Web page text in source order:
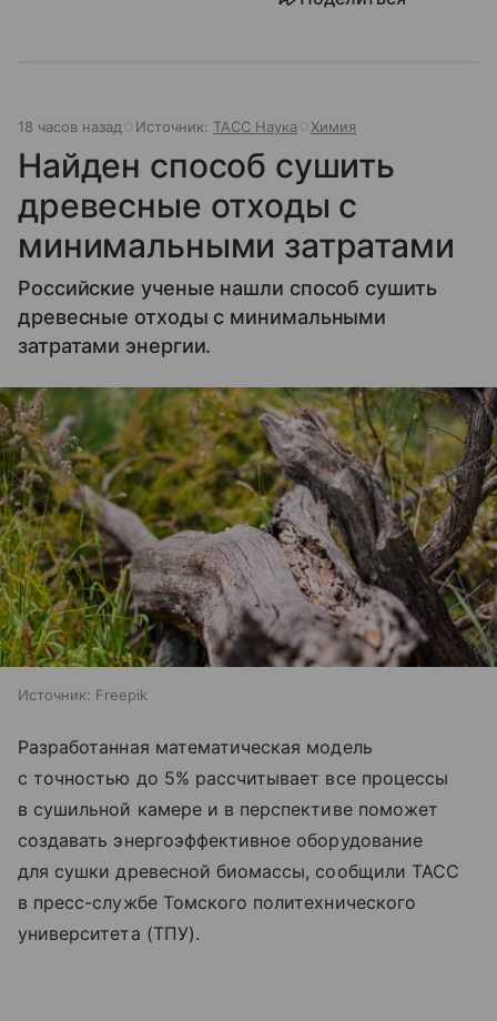
18 часов назад Источник: ТАСС Наука Химия
Найден способ сушить
древесные отходы с
минимальными затратами
Российские ученые нашли способ сушить
древесные отходы с минимальными
затратами энергии.
Источник: Freepik
Разработанная математическая модель
с точностью до 5% рассчитывает все процессы
в сушильной камере и в перспективе поможет
создавать энергоэффективное оборудование
для сушки древесной биомассы, сообщили ТАСС
в пресс-службе Томского политехнического
университета (ТПУ).